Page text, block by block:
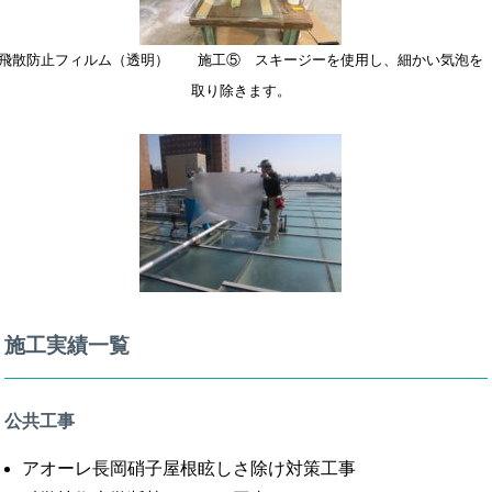
散防止フィルム（透明） 施工⑤ スキージーを使用し、細かい気泡を
取り除きます。
施工実績一覧
公共工事
アオーレ長岡硝子屋根眩しさ除け対策工事